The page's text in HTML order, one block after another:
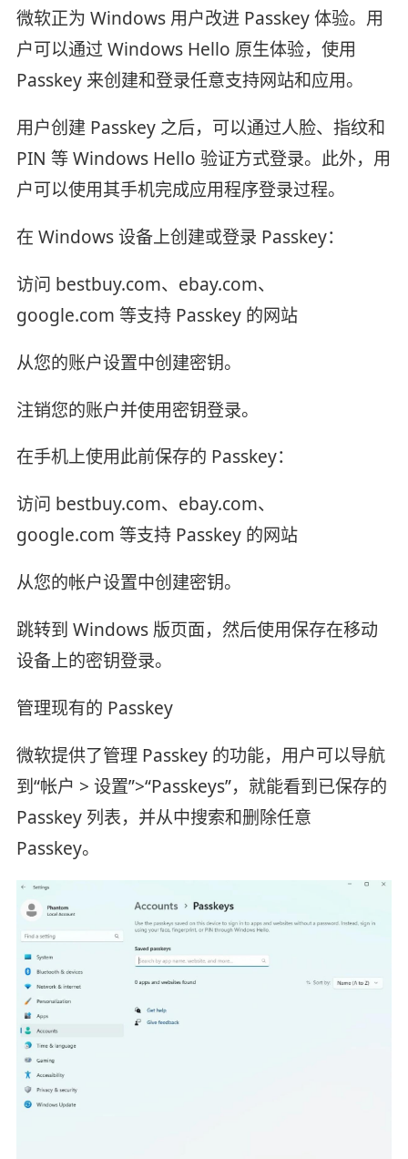
微软正为 Windows 用户改进 Passkey 体验。用
户可以通过 Windows Hello 原生体验，使用
Passkey 来创建和登录任意支持网站和应用。
用户创建 Passkey 之后，可以通过人脸、指纹和
PIN 等 Windows Hello 验证方式登录。此外，用
户可以使用其手机完成应用程序登录过程。
在 Windows 设备上创建或登录 Passkey：
访问 bestbuy.com、ebay.com、
google.com 等支持 Passkey 的网站
从您的账户设置中创建密钥。
注销您的账户并使用密钥登录。
在手机上使用此前保存的 Passkey：
访问 bestbuy.com、ebay.com、
google.com 等支持 Passkey 的网站
从您的帐户设置中创建密钥。
跳转到 Windows 版页面，然后使用保存在移动
设备上的密钥登录。
管理现有的 Passkey
微软提供了管理 Passkey 的功能，用户可以导航
到“帐户 > 设置”>“Passkeys”，就能看到已保存的
Passkey 列表，并从中搜索和删除任意
Passkey。